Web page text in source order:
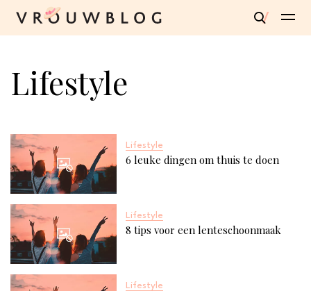
Lifestyle
Lifestyle
6 leuke dingen om thuis te doen
Lifestyle
8 tips voor een lenteschoonmaak
Lifestyle